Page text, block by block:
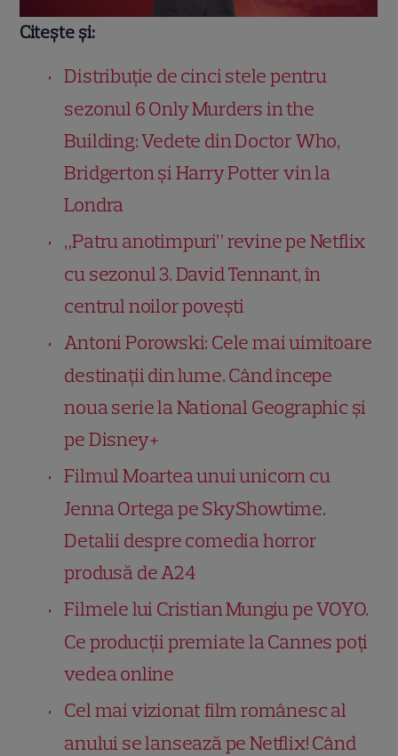
Citește și:
Distribuție de cinci stele pentru
sezonul 6 Only Murders in the
Building: Vedete din Doctor Who,
Bridgerton și Harry Potter vin la
Londra
„Patru anotimpuri” revine pe Netflix
cu sezonul 3. David Tennant, în
centrul noilor povești
Antoni Porowski: Cele mai uimitoare
destinații din lume. Când începe
noua serie la National Geographic și
pe Disney+
Filmul Moartea unui unicorn cu
Jenna Ortega pe SkyShowtime.
Detalii despre comedia horror
produsă de A24
Filmele lui Cristian Mungiu pe VOYO.
Ce producții premiate la Cannes poți
vedea online
Cel mai vizionat film românesc al
anului se lansează pe Netflix! Când